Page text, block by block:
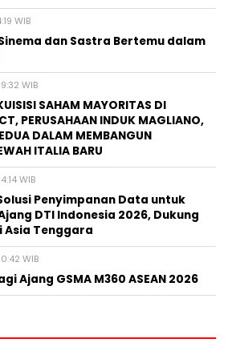
WIB
Sinema dan Sastra Bertemu dalam
WIB
SAHAM MAYORITAS DI
PERUSAHAAN INDUK MAGLIANO,
DALAM MEMBANGUN
ITALIA BARU
WIB
Penyimpanan Data untuk
DTI Indonesia 2026, Dukung
Asia Tenggara
WIB
Ajang GSMA M360 ASEAN 2026